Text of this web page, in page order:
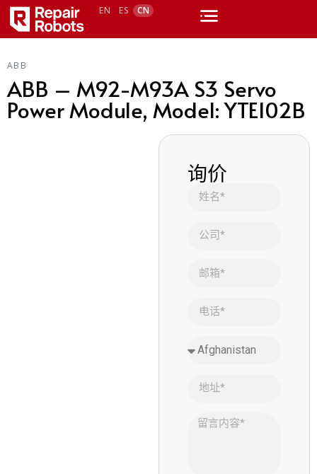
EN ES CN
ABB
ABB – M92-M93A S3 Servo
Power Module, Model: YTE102B
询价